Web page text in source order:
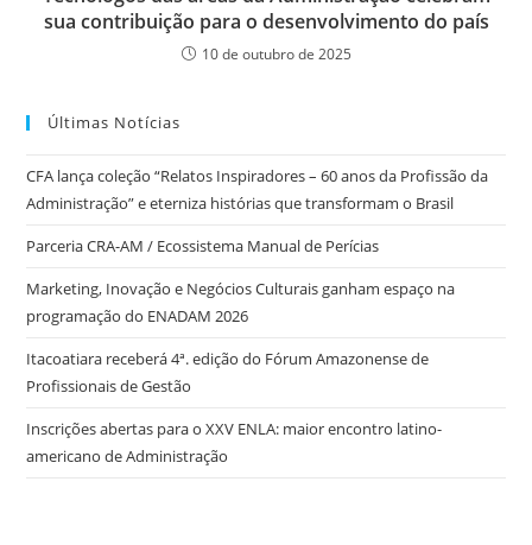
sua contribuição para o desenvolvimento do país
10 de outubro de 2025
Últimas Notícias
CFA lança coleção “Relatos Inspiradores – 60 anos da Profissão da
Administração” e eterniza histórias que transformam o Brasil
Parceria CRA-AM / Ecossistema Manual de Perícias
Marketing, Inovação e Negócios Culturais ganham espaço na
programação do ENADAM 2026
Itacoatiara receberá 4ª. edição do Fórum Amazonense de
Profissionais de Gestão
Inscrições abertas para o XXV ENLA: maior encontro latino-
americano de Administração